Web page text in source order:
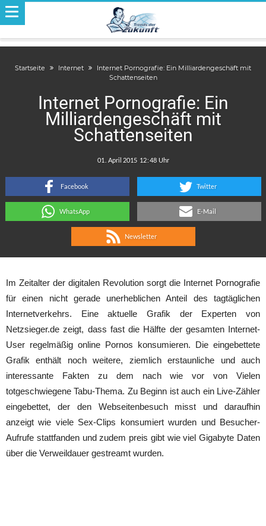
Startseite Internet
Internet Pornografie: Ein Milliardengeschäft mit
Schattenseiten
Internet Pornografie: Ein
Milliardengeschäft mit
Schattenseiten
:
Facebook Twitter
WhatsApp E-Mail
Newsletter
Im Zeitalter der digitalen Revolution sorgt die Internet Pornografie
für einen nicht gerade unerheblichen Anteil des tagtäglichen
Internetverkehrs. Eine aktuelle Grafik der Experten von
Netzsieger.de zeigt, dass fast die Hälfte der gesamten Internet-
User regelmäßig online Pornos konsumieren. Die eingebettete
Grafik enthält noch weitere, ziemlich erstaunliche und auch
interessante Fakten zu dem nach wie vor von Vielen
totgeschwiegene Tabu-Thema. Zu Beginn ist auch ein Live-Zähler
eingebettet, der den Webseitenbesuch misst und daraufhin
anzeigt wie viele Sex-Clips konsumiert wurden und Besucher-
Aufrufe stattfanden und zudem preis gibt wie viel Gigabyte Daten
über die Verweildauer gestreamt wurden.